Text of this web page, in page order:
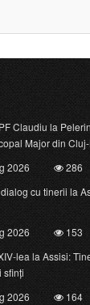
Claudiu la
Major din
2026
286
cu tinerii la
2026
153
lea la Assisi:
sfinți
2026
164